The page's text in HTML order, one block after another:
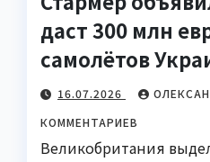
даст 300 млн
самолётов
16.07.2026
КОММЕНТАРИЕВ
Великобритания